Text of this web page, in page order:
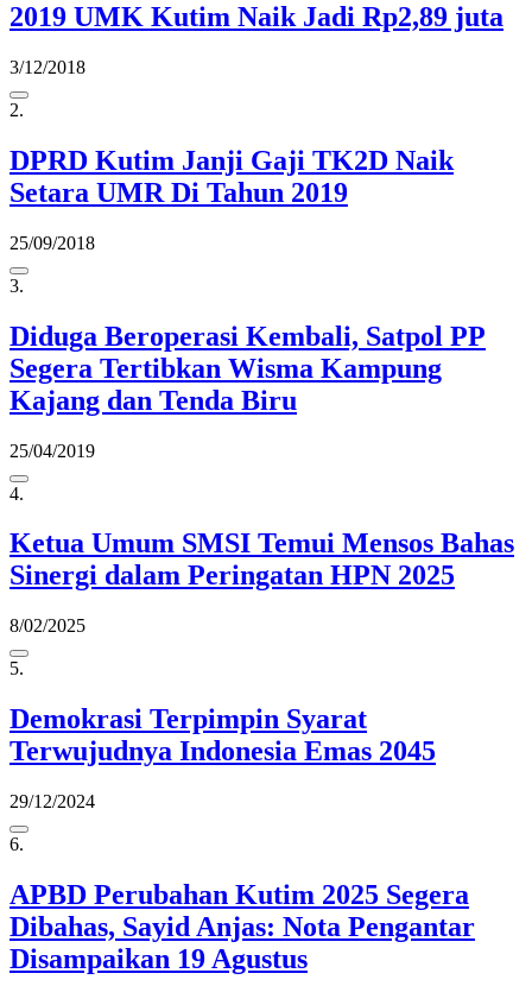
2019 UMK Kutim Naik Jadi Rp2,89 juta
3/12/2018
2.
DPRD Kutim Janji Gaji TK2D Naik
Setara UMR Di Tahun 2019
25/09/2018
3.
Diduga Beroperasi Kembali, Satpol PP
Segera Tertibkan Wisma Kampung
Kajang dan Tenda Biru
25/04/2019
4.
Ketua Umum SMSI Temui Mensos Bahas
Sinergi dalam Peringatan HPN 2025
8/02/2025
5.
Demokrasi Terpimpin Syarat
Terwujudnya Indonesia Emas 2045
29/12/2024
6.
APBD Perubahan Kutim 2025 Segera
Dibahas, Sayid Anjas: Nota Pengantar
Disampaikan 19 Agustus